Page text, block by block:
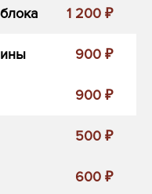
1 200 ₽
900 ₽
900 ₽
500 ₽
600 ₽